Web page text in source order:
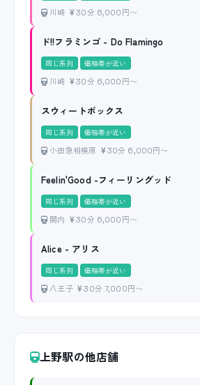
川崎 30分 6,000円〜
ド!!フラミンゴ - Do Flamingo
同じ系列 価格帯が近い
川崎 30分 6,000円〜
スウィートボックス
同じ系列 価格帯が近い
小田急相模原 30分 6,000円〜
Feelin'Good -フィーリングッド
同じ系列 価格帯が近い
関内 30分 6,000円〜
Alice - アリス
同じ系列 価格帯が近い
八王子 30分 7,000円〜
上野駅の他店舗